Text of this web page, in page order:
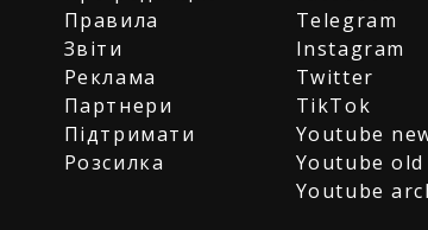
Правила
Звіти
Реклама
Партнери
Підтримати
Розсилка
Telegram
Instagram
Twitter
TikTok
Youtube
Youtube old
Youtube